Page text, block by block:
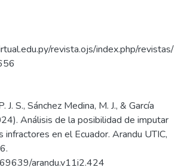
revista.ojs/index.php/revistas/
J. S., Sánchez Medina, M. J., & García
Análisis de la posibilidad de imputar
en el Ecuador. Arandu UTIC,
arandu.v11i2.424